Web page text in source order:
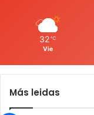
32 ℃
Vie
Más leidas